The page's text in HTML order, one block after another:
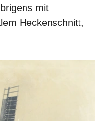
mit
Heckenschnitt,